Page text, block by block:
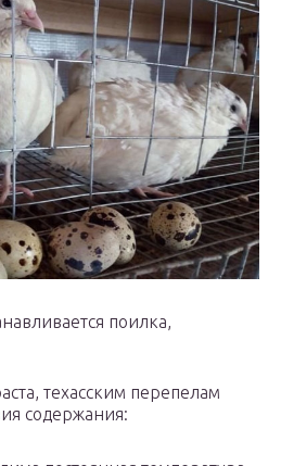
поилка,
техасским перепелам
содержания: